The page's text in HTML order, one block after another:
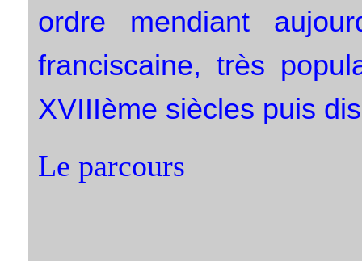
ordre mendiant
franciscaine, très
XVIIIème siècles puis
Le parcours